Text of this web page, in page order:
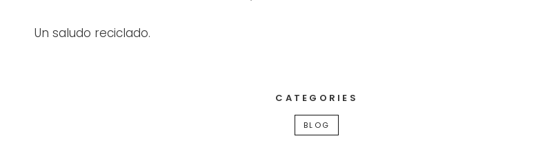
Un saludo reciclado.
CATEGORIES
BLOG